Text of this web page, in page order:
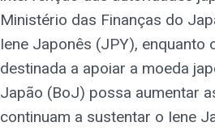
Ministério das Finanças do
Iene Japonês (JPY),
destinada a apoiar a moeda
Japão (BoJ) possa aumentar
continuam a sustentar o Iene